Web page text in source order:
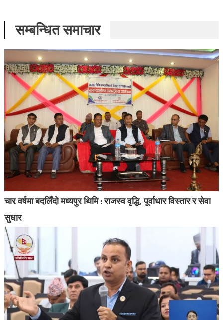
सम्बन्धित समाचार
चार वर्षमा बदलिँदो मध्यपुर थिमि : राजस्व वृद्धि, पूर्वाधार विस्तार र सेवा
सुधार